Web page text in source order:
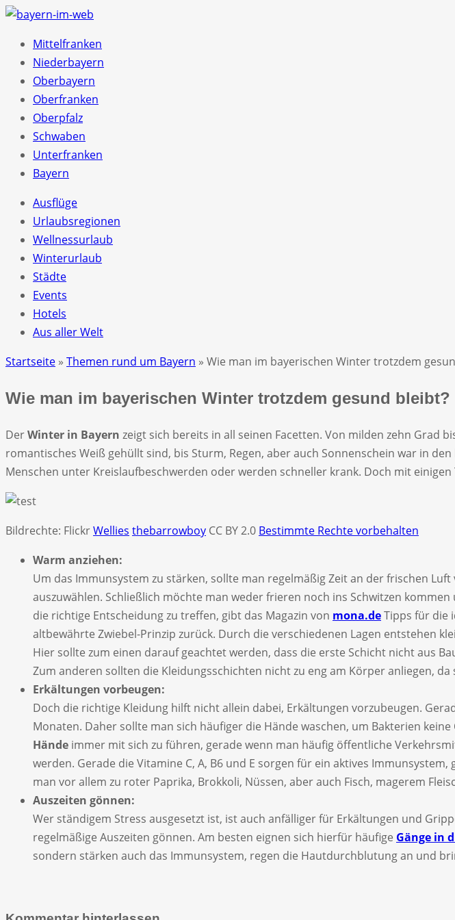
Mittelfranken
Niederbayern
Oberbayern
Oberfranken
Oberpfalz
Schwaben
Unterfranken
Bayern
Ausflüge
Urlaubsregionen
Wellnessurlaub
Winterurlaub
Städte
Events
Hotels
Aus aller Welt
Startseite » Themen rund um Bayern » Wie man im bayerischen Winter trotzdem
Wie man im bayerischen Winter trotzdem gesund bleibt?
DerWinter in Bayern zeigt sich bereits in all seinen Facetten. Von milden zehn Grad
romantisches Weiß gehüllt sind, bis Sturm, Regen, aber auch Sonnenschein war in
Menschen unter Kreislaufbeschwerden oder werden schneller krank. Doch mit
Bildrechte: FlickrWellies thebarrowboy CC BY 2.0 Bestimmte Rechte vorbehalten
Warm anziehen:
Um das Immunsystem zu stärken, sollte man regelmäßig Zeit an der frischen
auszuwählen. Schließlich möchte man weder frieren noch ins Schwitzen
die richtige Entscheidung zu treffen, gibt das Magazin von mona.deTipps für die
altbewährte Zwiebel-Prinzip zurück. Durch die verschiedenen Lagen entstehen
Hier sollte zum einen darauf geachtet werden, dass die erste Schicht nicht aus
Zum anderen sollten die Kleidungsschichten nicht zu eng am Körper anliegen,
Erkältungen vorbeugen:
Doch die richtige Kleidung hilft nicht allein dabei, Erkältungen vorzubeugen.
Monaten. Daher sollte man sich häufiger die Hände waschen, um Bakterien
Hände immer mit sich zu führen, gerade wenn man häufig öffentliche
werden. Gerade die Vitamine C, A, B6 und E sorgen für ein aktives
man vor allem zu roter Paprika, Brokkoli, Nüssen, aber auch Fisch, magerem
Auszeiten gönnen:
Wer ständigem Stress ausgesetzt ist, ist auch anfälliger für Erkältungen und
regelmäßige Auszeiten gönnen. Am besten eignen sich hierfür häufige Gänge in
sondern stärken auch das Immunsystem, regen die Hautdurchblutung an und